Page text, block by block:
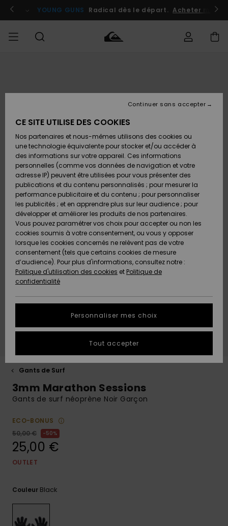
l'information
le
Se connecter / s'inscrire
YOUNG GUNS Radical dès le départ. Acheter
Chaussures
& Tongs
Surf
Snow
Nouveautés
A
Découvrir
Chaussures
& Tongs
Surf
Snow
Nouveautés
A
Découvrir
FEMME
A
Découvrir
Snow
SURF
Surf
Shop
Enfant
Highlights
Communauté
SNOW
Snow
Shop
Enfant
Snow
Shop
Femme
A
Découvrir
Communauté
OUTLET
Enfant
Outlet
Femme
AIDE &
CONTACT
Retours
Paiement
Carte
Cadeau
Quiksilver
Freedom
Protection
des
tailles
obtenir la
réponse la
plus rapide
MAGASINS
QUIKSILVER
Gants de Surf
3mm Marathon Sessions
Gants de surf néoprène Noir Garçon
ECO-BONUS
50,00 €
50%
25,00 €
OUTLET
Couleur Black
CE SITE UTILISE DES COOKIES
Nos partenaires et nous-mêmes utilisons des cookies ou
une technologie équivalente pour stocker et/ou accéder à
des informations sur votre appareil. Ces informations
personnelles (comme vos données de navigation et votre
adresse IP) peuvent être utilisées pour vous présenter des
publications et du contenu personnalisés ; pour mesurer la
performance publicitaire et du contenu ; pour personnaliser
les publicités ; et en apprendre plus sur leur audience ; pour
développer et améliorer les produits de nos partenaires.
Vous pouvez paramétrer vos choix pour accepter ou non les
cookies soumis à votre consentement, ou vous y opposer
lorsque les cookies concernés ne relèvent pas de votre
consentement (tels que certains cookies de mesure
d’audience). Pour plus d'informations, consultez notre :
Politique d'utilisation des cookies et Politique de
confidentialité
Personnaliser mes choix
Continuer sans accepter
Tout accepter